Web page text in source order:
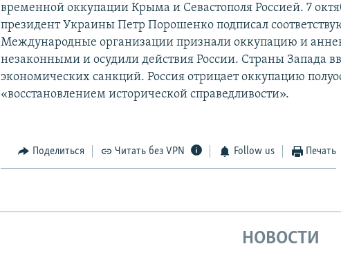
временной оккупации Крыма и Севастополя Россией. 7
президент Украины Петр Порошенко подписал
Международные организации признали оккупацию и
незаконными и осудили действия России. Страны Запада
экономических санкций. Россия отрицает оккупацию
«восстановлением исторической справедливости».
Поделиться Читать без VPN Follow us Печать
НОВОСТИ